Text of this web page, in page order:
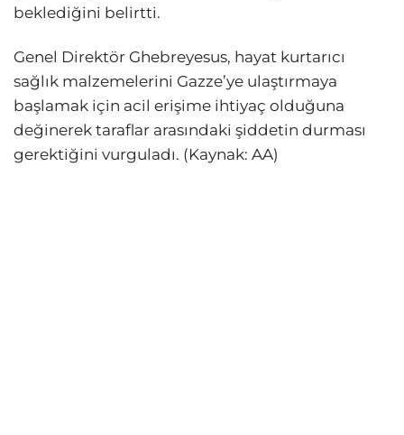
beklediğini belirtti.
Genel Direktör Ghebreyesus, hayat kurtarıcı
sağlık malzemelerini Gazze’ye ulaştırmaya
başlamak için acil erişime ihtiyaç olduğuna
değinerek taraflar arasındaki şiddetin durması
gerektiğini vurguladı. (Kaynak: AA)